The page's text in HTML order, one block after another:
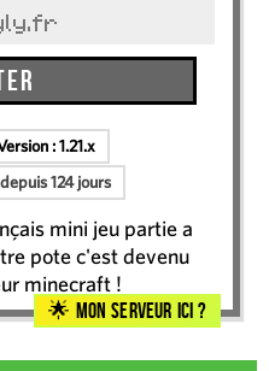
:1.21.x
124 jours
mini jeu partie a
pote c'est devenu
minecraft !
Mon serveur ici ?